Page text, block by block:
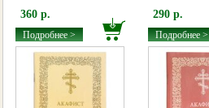
360 р.
Подробнее >
290 р.
Подробнее >